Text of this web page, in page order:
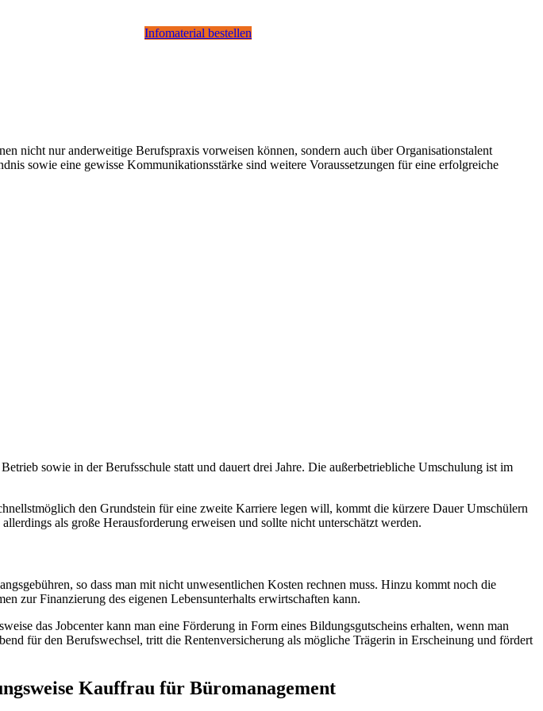
Infomaterial bestellen
nicht nur anderweitige Berufspraxis vorweisen können, sondern auch über Organisationstalent
sowie eine gewisse Kommunikationsstärke sind weitere Voraussetzungen für eine erfolgreiche
sowie in der Berufsschule statt und dauert drei Jahre. Die außerbetriebliche Umschulung ist im
den Grundstein für eine zweite Karriere legen will, kommt die kürzere Dauer Umschülern
als große Herausforderung erweisen und sollte nicht unterschätzt werden.
so dass man mit nicht unwesentlichen Kosten rechnen muss. Hinzu kommt noch die
zur Finanzierung des eigenen Lebensunterhalts erwirtschaften kann.
das Jobcenter kann man eine Förderung in Form eines Bildungsgutscheins erhalten, wenn man
für den Berufswechsel, tritt die Rentenversicherung als mögliche Trägerin in Erscheinung und fördert
Kauffrau für Büromanagement